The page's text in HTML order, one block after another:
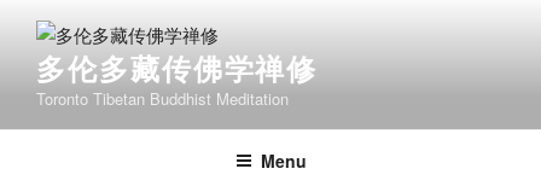
content多伦多藏传佛学禅修
Toronto Tibetan Buddhist Meditation
Menu